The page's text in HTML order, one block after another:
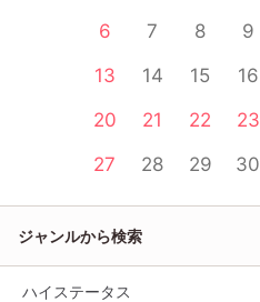
6
7 8 9
13
14 15 16
20
21 22 23
27
28 29 30
ジャンルから検索
ハイステータス